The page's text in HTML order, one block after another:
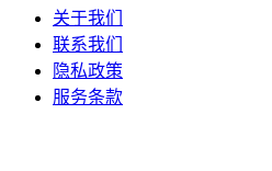
关于我们
联系我们
隐私政策
服务条款